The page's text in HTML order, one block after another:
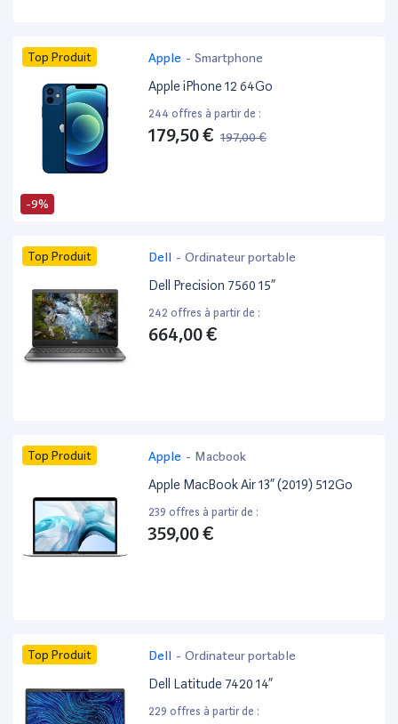
-9%
Top Produit Apple - Smartphone
Apple iPhone 12 64Go
244 offres à partir de :
179,50 € 197,00 €
Top Produit Dell - Ordinateur portable
Dell Precision 7560 15”
242 offres à partir de :
664,00 €
Top Produit Apple - Macbook
Apple MacBook Air 13” (2019) 512Go
239 offres à partir de :
359,00 €
Top Produit Dell - Ordinateur portable
Dell Latitude 7420 14”
229 offres à partir de :